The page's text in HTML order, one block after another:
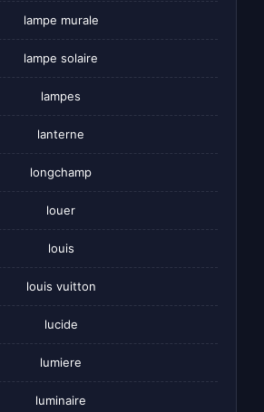
lampe murale
lampe solaire
lampes
lanterne
longchamp
louer
louis
louis vuitton
lucide
lumiere
luminaire